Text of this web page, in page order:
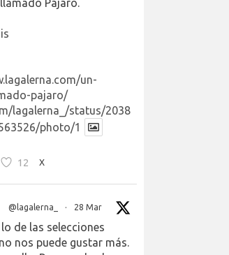
Pájaro.
un-
pajaro/
lagalerna_/status/2038
photo/1
12 X
@lagalerna_ · 28 Mar
de las selecciones
nos puede gustar más.